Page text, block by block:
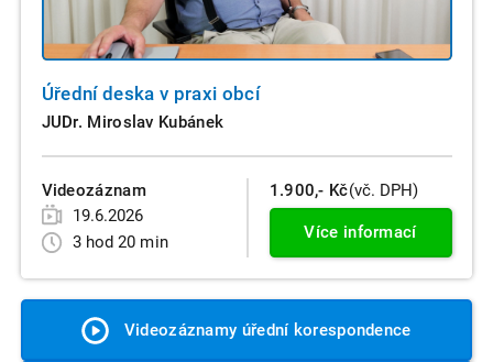
Úřední deska v praxi obcí
JUDr. Miroslav Kubánek
Videozáznam
19.6.2026
3 hod 20 min
1.900,- Kč(vč. DPH)
Více informací
Videozáznamy úřední korespondence